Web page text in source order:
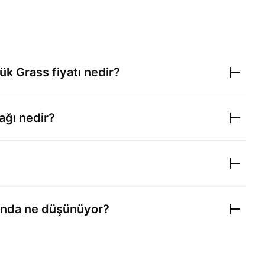
Grass fiyatı nedir?
nedir?
ne düşünüyor?